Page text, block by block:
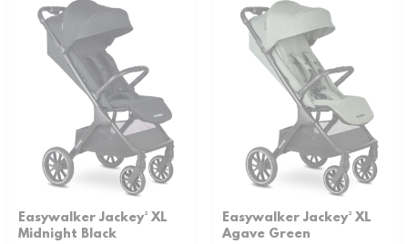
Easywalker Jackey² XL
Midnight Black
Easywalker Jackey² XL
Agave Green